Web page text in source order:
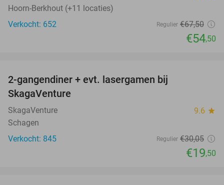
Hoorn-Berkhout (+11 locaties)
Verkocht: 652
Regulier €67,50
€54,50
2-gangendiner + evt. lasergamen bij
SkagaVenture
SkagaVenture 9.6 star
Schagen
Verkocht: 845
Regulier €30,05
€19,50